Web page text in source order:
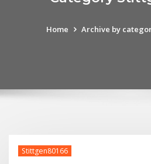
Home Archive by
Stittgen80166